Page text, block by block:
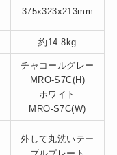
375x323x213mm
約14.8kg
チャコールグレー
MRO-S7C(H)
ホワイト
MRO-S7C(W)
外して丸洗いテー